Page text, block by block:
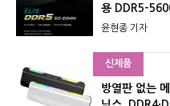
용 DDR5-
윤현종 기자
신제품
방열판 없는